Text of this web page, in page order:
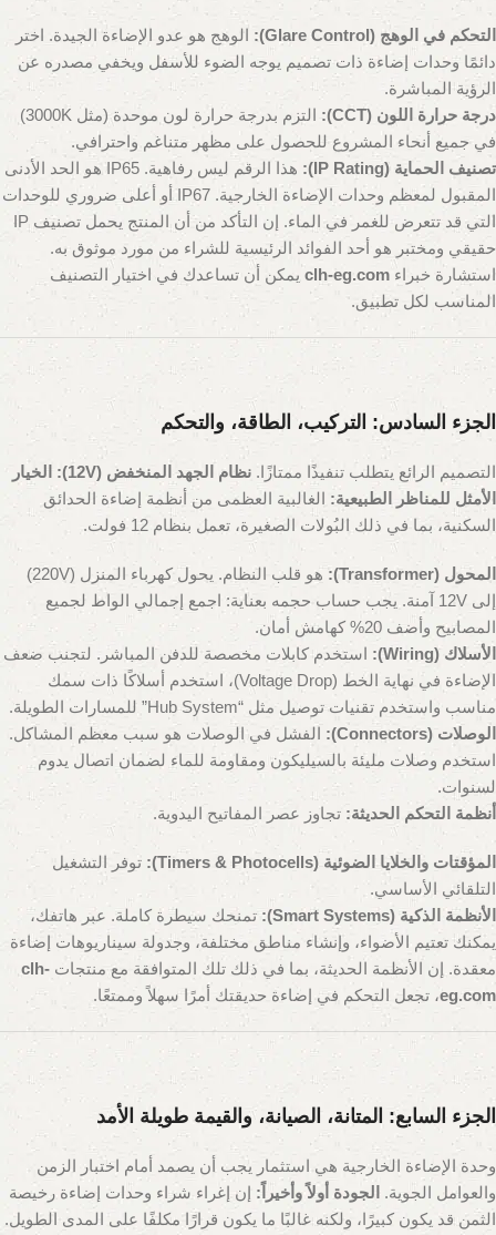
التحكم في الوهج (Glare Control):
الوهج هو عدو الإضاءة الجيدة. اختر
دائمًا وحدات إضاءة ذات تصميم يوجه الضوء للأسفل ويخفي مصدره عن
الرؤية المباشرة.
درجة حرارة اللون (CCT):
التزم بدرجة حرارة لون موحدة (مثل 3000K)
في جميع أنحاء المشروع للحصول على مظهر متناغم واحترافي.
تصنيف الحماية (IP Rating):
هذا الرقم ليس رفاهية. IP65 هو الحد الأدنى
المقبول لمعظم وحدات الإضاءة الخارجية. IP67 أو أعلى ضروري للوحدات
التي قد تتعرض للغمر في الماء. إن التأكد من أن المنتج يحمل تصنيف IP
حقيقي ومختبر هو أحد الفوائد الرئيسية للشراء من مورد موثوق به.
استشارة خبراء clh-eg.com يمكن أن تساعدك في اختيار التصنيف
المناسب لكل تطبيق.
الجزء السادس: التركيب، الطاقة، والتحكم
التصميم الرائع يتطلب تنفيذًا ممتازًا.
نظام الجهد المنخفض (12V): الخيار
الأمثل للمناظر الطبيعية: الغالبية العظمى من أنظمة إضاءة الحدائق
السكنية، بما في ذلك البُولات الصغيرة، تعمل بنظام 12 فولت.
المحول (Transformer):
هو قلب النظام. يحول كهرباء المنزل (220V)
إلى 12V آمنة. يجب حساب حجمه بعناية: اجمع إجمالي الواط لجميع
المصابيح وأضف 20% كهامش أمان.
الأسلاك (Wiring):
استخدم كابلات مخصصة للدفن المباشر. لتجنب ضعف
الإضاءة في نهاية الخط (Voltage Drop)، استخدم أسلاكًا ذات سمك
مناسب واستخدم تقنيات توصيل مثل “Hub System” للمسارات الطويلة.
الوصلات (Connectors):
الفشل في الوصلات هو سبب معظم المشاكل.
استخدم وصلات مليئة بالسيليكون ومقاومة للماء لضمان اتصال يدوم
لسنوات.
أنظمة التحكم الحديثة: تجاوز عصر المفاتيح اليدوية.
المؤقتات والخلايا الضوئية (Timers & Photocells):
توفر التشغيل
التلقائي الأساسي.
الأنظمة الذكية (Smart Systems):
تمنحك سيطرة كاملة. عبر هاتفك،
يمكنك تعتيم الأضواء، وإنشاء مناطق مختلفة، وجدولة سيناريوهات إضاءة
معقدة. إن الأنظمة الحديثة، بما في ذلك تلك المتوافقة مع منتجات clh-
eg.com، تجعل التحكم في إضاءة حديقتك أمرًا سهلاً وممتعًا.
الجزء السابع: المتانة، الصيانة، والقيمة طويلة الأمد
وحدة الإضاءة الخارجية هي استثمار يجب أن يصمد أمام اختبار الزمن
والعوامل الجوية. الجودة أولاً وأخيراً: إن إغراء شراء وحدات إضاءة رخيصة
الثمن قد يكون كبيرًا، ولكنه غالبًا ما يكون قرارًا مكلفًا على المدى الطويل.